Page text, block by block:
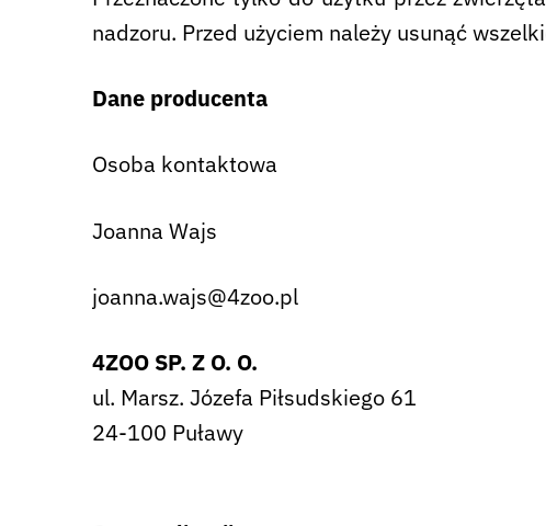
nadzoru. Przed użyciem należy usunąć
Dane producenta
Osoba kontaktowa
Joanna Wajs
joanna.wajs@4zoo.pl
4ZOO SP. Z O. O.
ul. Marsz. Józefa Piłsudskiego 61
24-100 Puławy